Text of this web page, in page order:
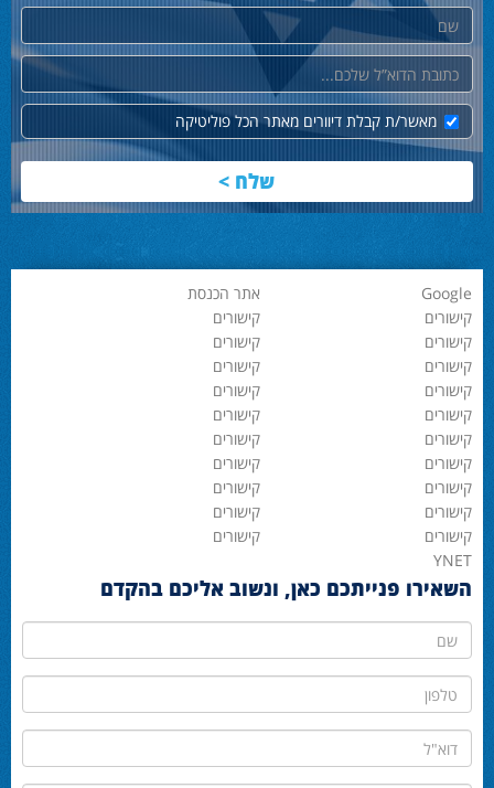
שם
דוא"ל
מאשר/ת קבלת דיוורים מאתר הכל פוליטיקה
Google אתר הכנסת
YNET
קישורים קישורים
קישורים קישורים
קישורים קישורים
קישורים קישורים
קישורים קישורים
קישורים קישורים
קישורים קישורים
קישורים קישורים
קישורים קישורים
קישורים קישורים
השאירו פנייתכם כאן, ונשוב אליכם בהקדם
שם
טלפון
דוא"ל